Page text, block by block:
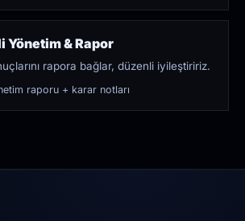
Yönetim & Rapor
rapora bağlar, düzenli iyileştiririz.
raporu + karar notları